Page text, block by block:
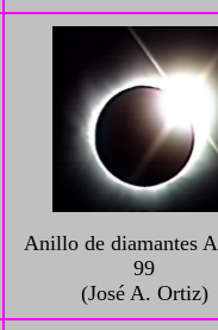
Anillo de diamantes
99
(José A. Ortiz)